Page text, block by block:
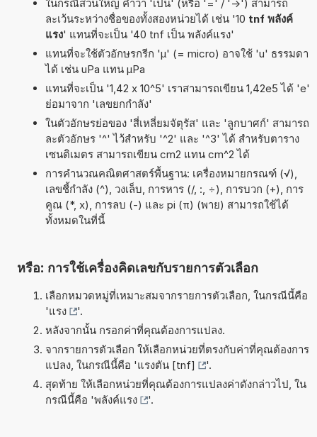
ในกรณีส่วนใหญ่ คำว่า 'เป็น' (หรือ '=' / '->') สามารถ
ละเว้นระหว่างชื่อของทั้งสองหน่วยได้ เช่น '10 tnf พลังค์
แรง' แทนที่จะเป็น '40 tnf เป็น พลังค์แรง'
แทนที่จะใช้ตัวอักษรกรีก 'µ' (= micro) อาจใช้ 'u' ธรรมดา
ได้ เช่น uPa แทน µPa
แทนที่จะเป็น '1,42 x 10^5' เราสามารถเขียน 1,42e5 ได้ 'e'
ย่อมาจาก 'เลขยกกำลัง'
ในตัวอักษรย่อของ 'สี่เหลี่ยมจัตุรัส' และ 'ลูกบาศก์' สามารถ
ละตัวอักษร '^' ไว้สำหรับ '^2' และ '^3' ได้ สำหรับตาราง
เซนติเมตร สามารถเขียน cm2 แทน cm^2 ได้
การคำนวณคณิตศาสตร์พื้นฐาน: เครื่องหมายกรณฑ์ (√),
เลขชี้กำลัง (^), วงเล็บ, การหาร (/, :, ÷), การบวก (+), การ
คูณ (*, x), การลบ (-) และ pi (π) (พาย) สามารถใช้ได้
ทั้งหมดในที่นี้
หรือ: การใช้เครื่องคิดเลขกับรายการตัวเลือก
เลือกหมวดหมู่ที่เหมาะสมจากรายการตัวเลือก, ในกรณีนี้คือ
'แรง
'.
หลังจากนั้น กรอกค่าที่คุณต้องการแปลง.
จากรายการตัวเลือก ให้เลือกหน่วยที่ตรงกับค่าที่คุณต้องการ
แปลง, ในกรณีนี้คือ 'แรงตัน [tnf]
'.
สุดท้าย ให้เลือกหน่วยที่คุณต้องการแปลงค่าดังกล่าวไป, ใน
กรณีนี้คือ 'พลังค์แรง '.